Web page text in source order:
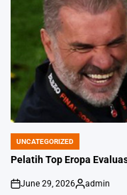
POSTED
IN
UNCATEGORIZED
Pelatih Top Eropa
on
June 29, 2026
Posted
admin